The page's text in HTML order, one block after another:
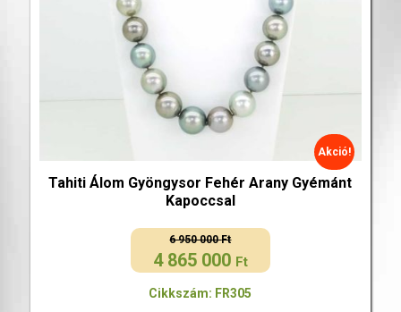
Tahiti Álom Gyöngysor Fehér Arany Gyémánt
Kapoccsal
6 950 000Ft
Original
was:
4 865 000 Ft
Current
is:
Akció!
Cikkszám: FR305